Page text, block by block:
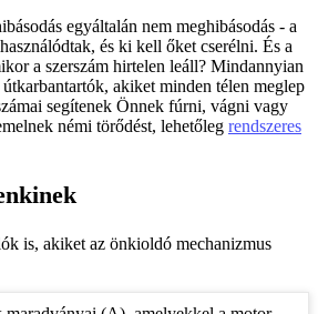
egyáltalán nem meghibásodás - a
és ki kell őket cserélni. És a
a szerszám hirtelen leáll? Mindannyian
akiket minden télen meglep
segítenek Önnek fúrni, vágni vagy
némi törődést, lehetőleg rendszeres
is, akiket az önkioldó mechanizmus